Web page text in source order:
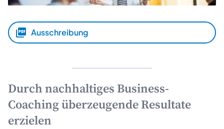
Ausschreibung
Durch nachhaltiges Business-
Coaching überzeugende Resultate
erzielen